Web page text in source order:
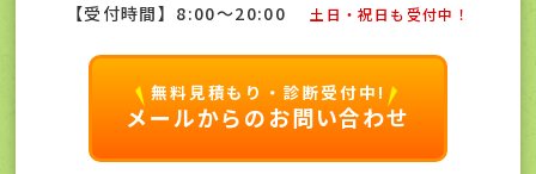
【受付時間】8:00〜20:00 土日・祝日も受付中！
無料見積もり・診断受付中!
メールからのお問い合わせ